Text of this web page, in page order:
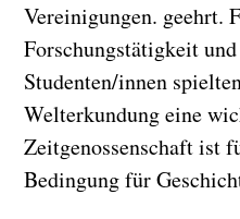
Vereinigungen. geehrt.
Forschungstätigkeit
Studenten/innen
Welterkundung eine
Zeitgenossenschaft ist
Bedingung für